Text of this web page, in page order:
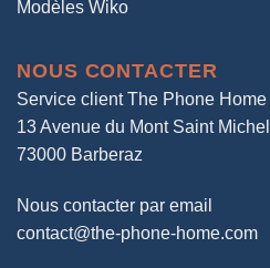
Modèles Wiko
NOUS CONTACTER
Service client The Phone Home
13 Avenue du Mont Saint Michel
73000 Barberaz
Nous contacter par email
contact@the-phone-home.com